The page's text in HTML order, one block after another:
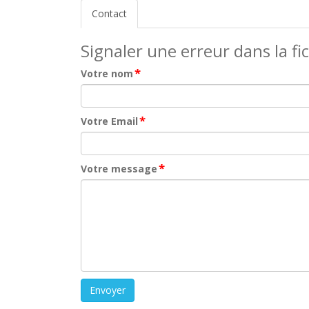
Contact
Signaler une erreur dans la
Votre nom*
Votre Email*
Votre message*